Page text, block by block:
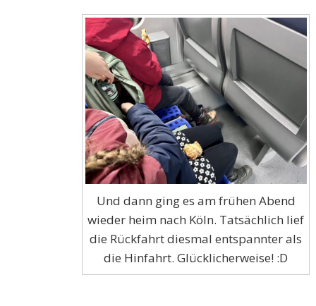
Und dann ging es am frühen Abend
wieder heim nach Köln. Tatsächlich lief
die Rückfahrt diesmal entspannter als
die Hinfahrt. Glücklicherweise! :D